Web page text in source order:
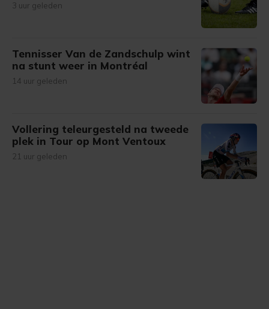
3 uur geleden
Tennisser Van de Zandschulp wint
na stunt weer in Montréal
14 uur geleden
Vollering teleurgesteld na tweede
plek in Tour op Mont Ventoux
21 uur geleden